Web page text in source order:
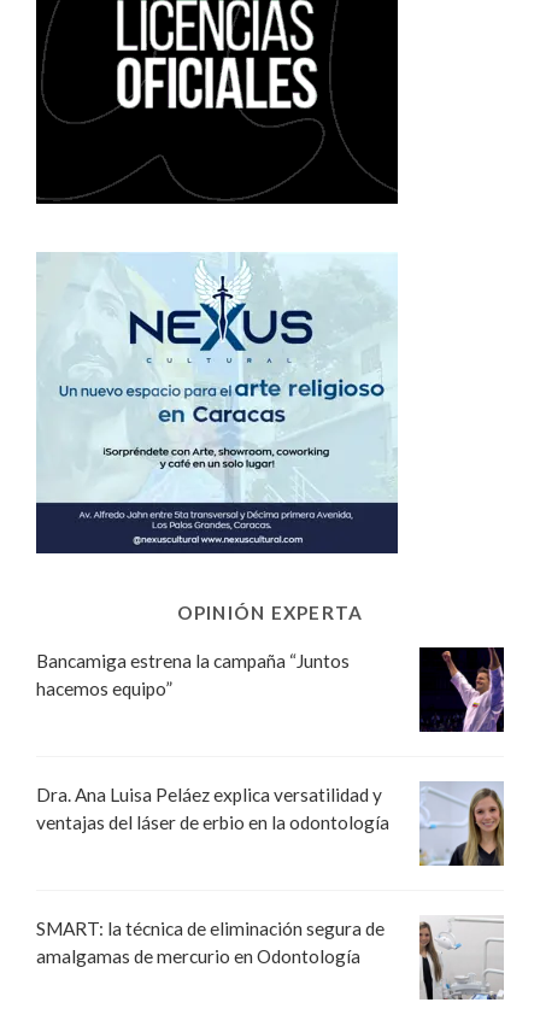
OPINIÓN EXPERTA
Bancamiga estrena la campaña “Juntos
hacemos equipo”
Dra. Ana Luisa Peláez explica versatilidad y
ventajas del láser de erbio en la odontología
SMART: la técnica de eliminación segura de
amalgamas de mercurio en Odontología